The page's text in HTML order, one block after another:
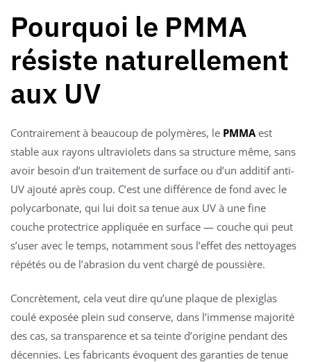
Pourquoi le PMMA
résiste naturellement
aux UV
Contrairement à beaucoup de polymères, le PMMA est
stable aux rayons ultraviolets dans sa structure même, sans
avoir besoin d’un traitement de surface ou d’un additif anti-
UV ajouté après coup. C’est une différence de fond avec le
polycarbonate, qui lui doit sa tenue aux UV à une fine
couche protectrice appliquée en surface — couche qui peut
s’user avec le temps, notamment sous l’effet des nettoyages
répétés ou de l’abrasion du vent chargé de poussière.
Concrètement, cela veut dire qu’une plaque de plexiglas
coulé exposée plein sud conserve, dans l’immense majorité
des cas, sa transparence et sa teinte d’origine pendant des
décennies. Les fabricants évoquent des garanties de tenue